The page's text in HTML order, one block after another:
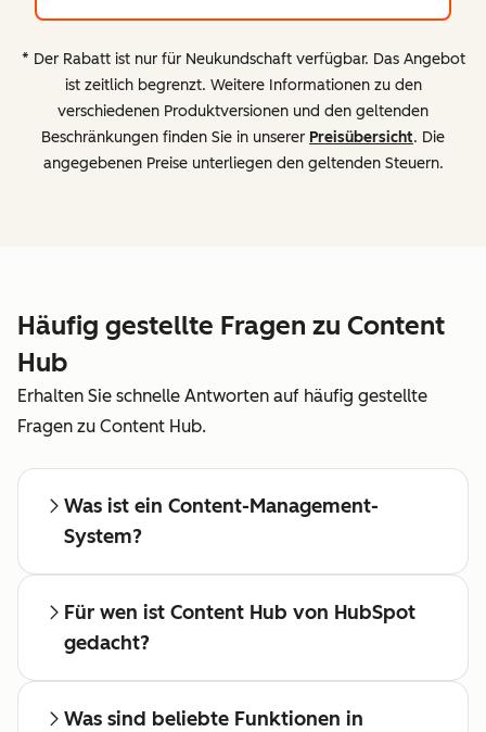
* Der Rabatt ist nur für Neukundschaft verfügbar. Das Angebot
ist zeitlich begrenzt. Weitere Informationen zu den
verschiedenen Produktversionen und den geltenden
Beschränkungen finden Sie in unserer Preisübersicht. Die
angegebenen Preise unterliegen den geltenden Steuern.
Häufig gestellte Fragen zu Content
Hub
Erhalten Sie schnelle Antworten auf häufig gestellte
Fragen zu Content Hub.
Was ist ein Content-Management-
System?
Für wen ist Content Hub von HubSpot
gedacht?
Was sind beliebte Funktionen in